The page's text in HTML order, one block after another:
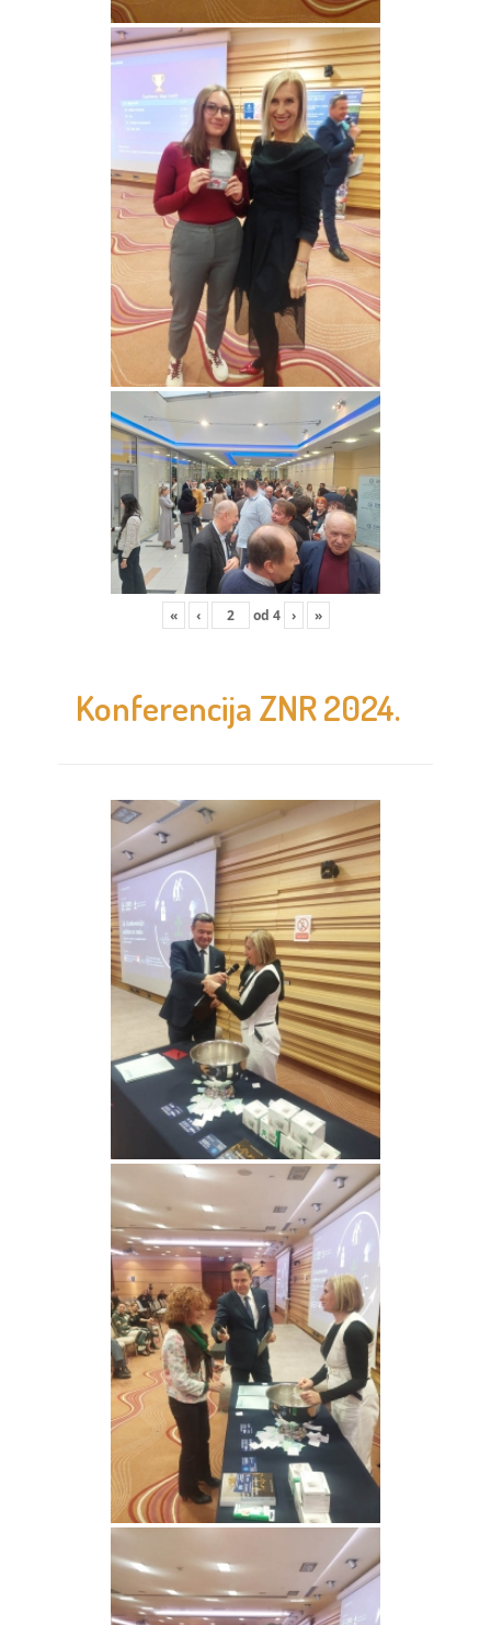
« ‹ od 4 › »
Konferencija ZNR 2024.